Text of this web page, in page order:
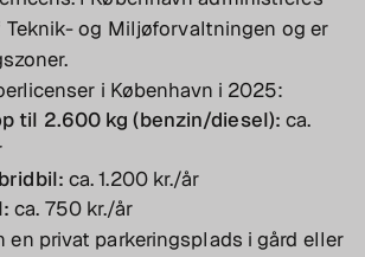
Teknik- og Miljøforvaltningen og er
i København i 2025:
til 2.600 kg (benzin/diesel): ca.
ca. 1.200 kr./år
ca. 750 kr./år
en privat parkeringsplads i gård eller